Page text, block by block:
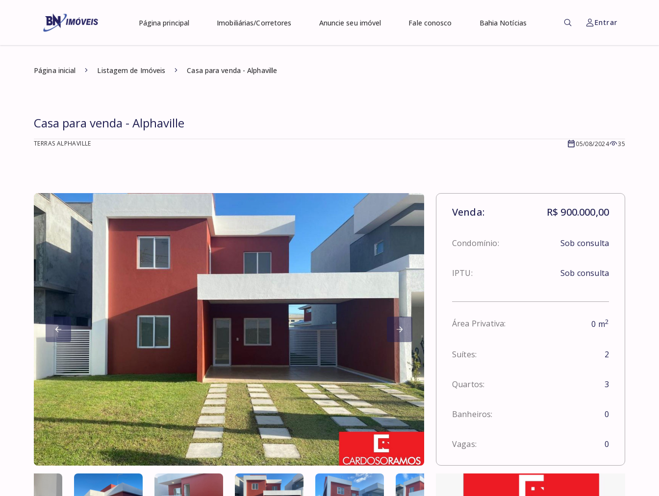
Página principal Imobiliárias/Corretores Anuncie seu imóvel Fale conosco Bahia Notícias Entrar
Página inicial Listagem de Imóveis Casa para venda - Alphaville
Casa para venda - Alphaville
TERRAS ALPHAVILLE 05/08/2024 35
Venda: R$ 900.000,00
Condomínio: Sob consulta
IPTU: Sob consulta
Área Privativa: 0 m2
Suítes: 2
Quartos: 3
Banheiros: 0
Vagas: 0